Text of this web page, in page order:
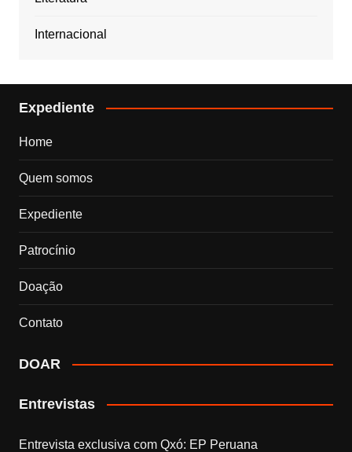
Internacional
Expediente
Home
Quem somos
Expediente
Patrocínio
Doação
Contato
DOAR
Entrevistas
Entrevista exclusiva com Qxó: EP Peruana